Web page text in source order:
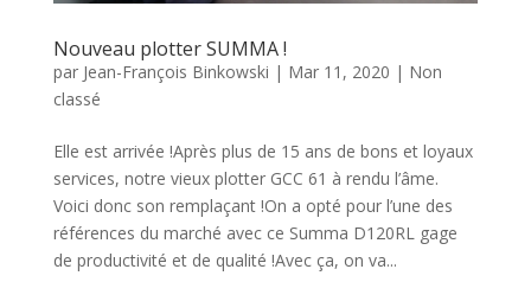
Nouveau plotter SUMMA !
par Jean-François Binkowski | Mar 11, 2020 | Non
classé
Elle est arrivée !Après plus de 15 ans de bons et loyaux
services, notre vieux plotter GCC 61 à rendu l’âme.
Voici donc son remplaçant !On a opté pour l’une des
références du marché avec ce Summa D120RL gage
de productivité et de qualité !Avec ça, on va...